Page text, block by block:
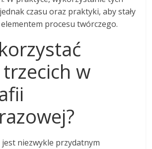
czasu oraz praktyki, aby stały
procesu twórczego.
trzecich w
jest niezwykle przydatnym